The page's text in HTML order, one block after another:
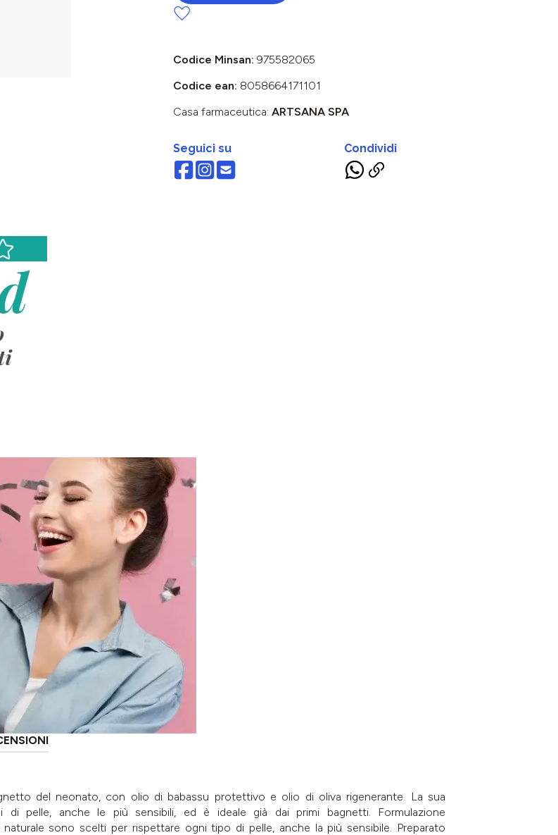
Codice Minsan: 975582065
Codice ean: 8058664171101
Casa farmaceutica: ARTSANA SPA
Seguici su Condividi
del neonato, con olio di babassu protettivo e olio di oliva rigenerante. La sua
pelle, anche le più sensibili, ed è ideale già dai primi bagnetti. Formulazione
sono scelti per rispettare ogni tipo di pelle, anche la più sensibile. Preparato